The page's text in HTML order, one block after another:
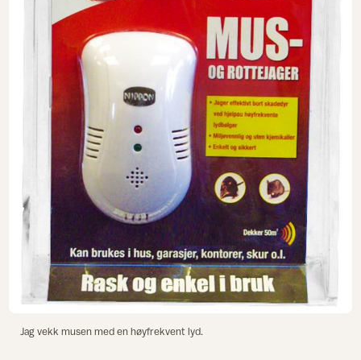
Jag vekk musen med en høyfrekvent lyd.